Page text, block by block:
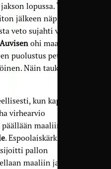
lopussa.Valdrin
jälkeen näppärän
veto sujahti vastaan
ohi maaliin
puolustus petti ja
Näin taukoa
kun kapteeni
virhearvio
maaliin
. Espoolaiskärki
pallon
maaliin ja FC